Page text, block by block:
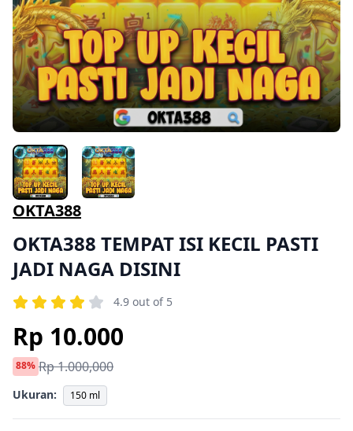
OKTA388
OKTA388 TEMPAT ISI KECIL PASTI
JADI NAGA DISINI
4.9 out of 5
Rp 10.000
88% Rp 1.000,000
Ukuran: 150 ml